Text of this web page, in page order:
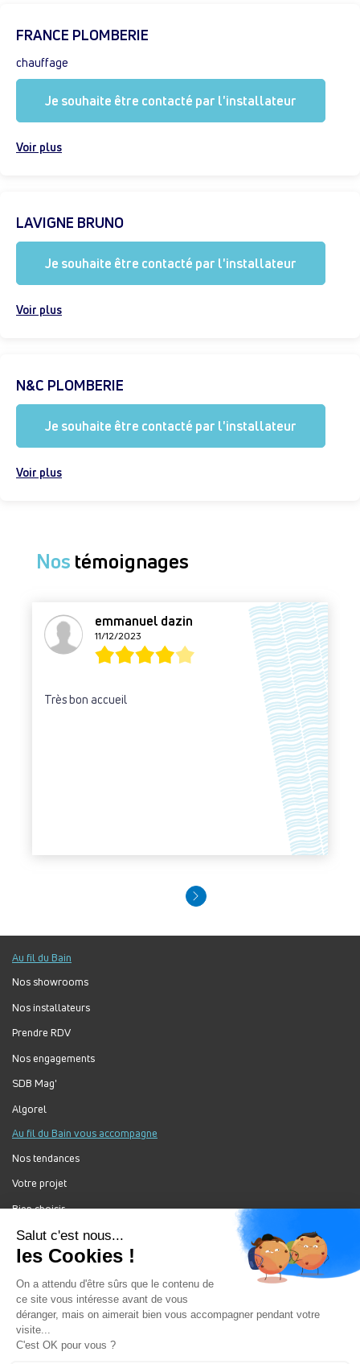
FRANCE PLOMBERIE
chauffage
Je souhaite être contacté par l'installateur
Voir plus
LAVIGNE BRUNO
Je souhaite être contacté par l'installateur
Voir plus
N&C PLOMBERIE
Je souhaite être contacté par l'installateur
Voir plus
Nos témoignages
emmanuel dazin
11/12/2023
Très bon accueil
Au fil du Bain
Nos showrooms
Nos installateurs
Prendre RDV
Nos engagements
SDB Mag'
Algorel
Au fil du Bain vous accompagne
Nos tendances
Votre projet
Bien choisir
Forum Au Fil du Bain
Nos produits